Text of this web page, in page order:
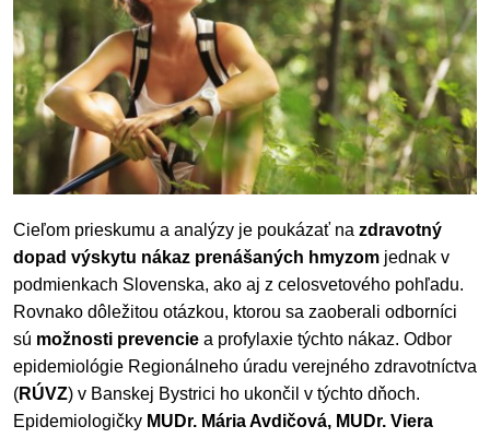
Cieľom prieskumu a analýzy je poukázať na zdravotný
dopad výskytu nákaz prenášaných hmyzom jednak v
podmienkach Slovenska, ako aj z celosvetového pohľadu.
Rovnako dôležitou otázkou, ktorou sa zaoberali odborníci
sú možnosti prevencie a profylaxie týchto nákaz. Odbor
epidemiológie Regionálneho úradu verejného zdravotníctva
(RÚVZ) v Banskej Bystrici ho ukončil v týchto dňoch.
Epidemiologičky MUDr. Mária Avdičová, MUDr. Viera